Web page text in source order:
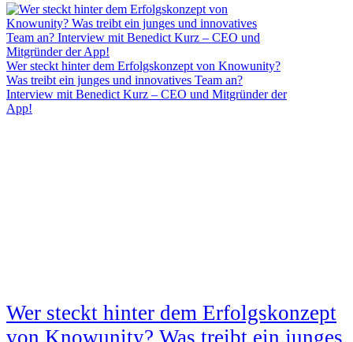
Wer steckt hinter dem Erfolgskonzept von Knowunity?
Was treibt ein junges und innovatives Team an?
Interview mit Benedict Kurz – CEO und Mitgründer der
App!
Wer steckt hinter dem Erfolgskonzept
von Knowunity? Was treibt ein junges